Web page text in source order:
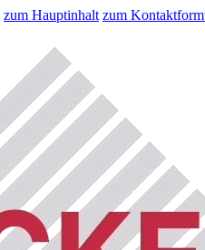
zum Hauptinhalt zum